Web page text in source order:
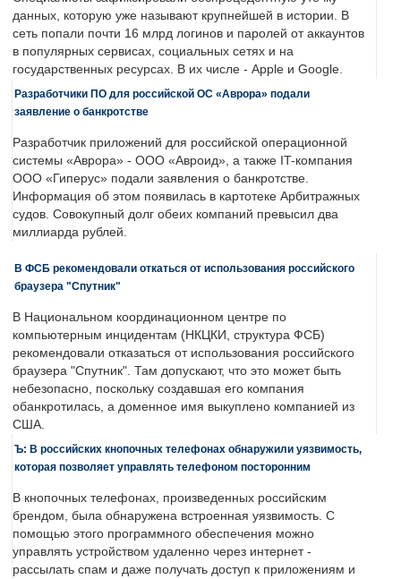
данных, которую уже называют крупнейшей в истории. В
сеть попали почти 16 млрд логинов и паролей от аккаунтов
в популярных сервисах, социальных сетях и на
государственных ресурсах. В их числе - Apple и Google.
Разработчики ПО для российской ОС «Аврора» подали
заявление о банкротстве
Разработчик приложений для российской операционной
системы «Аврора» - ООО «Авроид», а также IT-компания
ООО «Гиперус» подали заявления о банкротстве.
Информация об этом появилась в картотеке Арбитражных
судов. Совокупный долг обеих компаний превысил два
миллиарда рублей.
В ФСБ рекомендовали откаться от использования российского
браузера "Спутник"
В Национальном координационном центре по
компьютерным инцидентам (НКЦКИ, структура ФСБ)
рекомендовали отказаться от использования российского
браузера "Спутник". Там допускают, что это может быть
небезопасно, поскольку создавшая его компания
обанкротилась, а доменное имя выкуплено компанией из
США.
Ъ: В российских кнопочных телефонах обнаружили уязвимость,
которая позволяет управлять телефоном посторонним
В кнопочных телефонах, произведенных российским
брендом, была обнаружена встроенная уязвимость. С
помощью этого программного обеспечения можно
управлять устройством удаленно через интернет -
рассылать спам и даже получать доступ к приложениям и